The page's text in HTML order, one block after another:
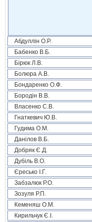
Абдуллін О.Р.
Бабенко В.Б.
Бірюк Л.В.
Болюра А.В.
Бондаренко О.Ф.
Бородін В.В.
Власенко С.В.
Гнаткевич Ю.В.
Гудима О.М.
Данілов В.Б.
Добряк Є.Д.
Дубіль В.О.
Єресько І.Г.
Забзалюк Р.О.
Зозуля Р.П.
Кеменяш О.М.
Кирильчук Є.І.